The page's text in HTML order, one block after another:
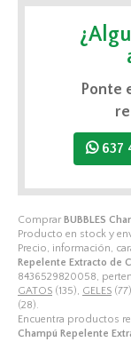
Comprar BUBBLES
Producto en stock y
Precio, información,
Repelente Extracto de
8436529820058,
GATOS (135), GELES (77),
(28).
Encuentra productos
Champú Repelente
Ponte
637